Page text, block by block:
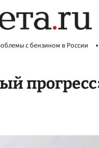
с бензином в России